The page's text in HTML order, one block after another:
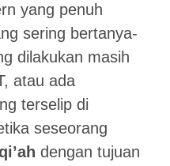
yang penuh
sering bertanya-
dilakukan masih
atau ada
terselip di
seseorang
dengan tujuan